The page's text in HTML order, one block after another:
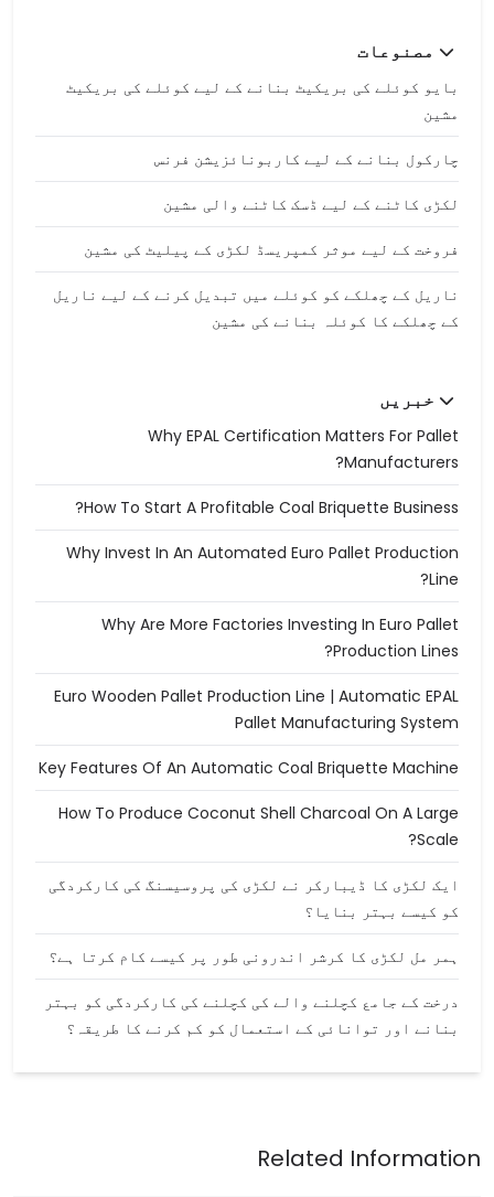
مصنوعات
بایو کوئلے کی بریکیٹ بنانے کے لیے کوئلے کی بریکیٹ
مشین
چارکول بنانے کے لیے کاربونائزیشن فرنس
لکڑی کاٹنے کے لیے ڈسک کاٹنے والی مشین
فروخت کے لیے موثر کمپریسڈ لکڑی کے پیلیٹ کی مشین
ناریل کے چھلکے کو کوئلے میں تبدیل کرنے کے لیے ناریل
کے چھلکے کا کوئلہ بنانے کی مشین
خبریں
Why EPAL Certification Matters For Pallet
Manufacturers?
How To Start A Profitable Coal Briquette Business?
Why Invest In An Automated Euro Pallet Production
Line?
Why Are More Factories Investing In Euro Pallet
Production Lines?
Euro Wooden Pallet Production Line | Automatic EPAL
Pallet Manufacturing System
Key Features Of An Automatic Coal Briquette Machine
How To Produce Coconut Shell Charcoal On A Large
Scale?
ایک لکڑی کا ڈیبارکر نے لکڑی کی پروسیسنگ کی کارکردگی
کو کیسے بہتر بنایا؟
ہمر مل لکڑی کا کرشر اندرونی طور پر کیسے کام کرتا ہے؟
درخت کے جامع کچلنے والے کی کچلنے کی کارکردگی کو بہتر
بنانے اور توانائی کے استعمال کو کم کرنے کا طریقہ؟